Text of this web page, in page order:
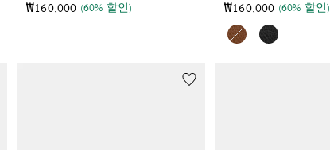
₩160,000 (60% 할인) ₩160,000 (60% 할인)